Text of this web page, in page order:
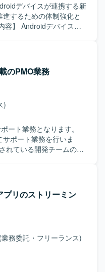
デバイスが連携する新
するための体制強化と
ュールの策定および進
調整、社内外ステーク
ダーのマネジメントを
る各種テストの管理、
納期を担保するための
】 主
自走できる方を求めて
との調整能力に長け、
推進できる方、変化に
リードしていただける
れるポジションです。
を巻き込みながらプロ
ができ、IoTやロボティ
す。 【開発環
型ロボットを対象とした
境となります。
のPMO業務
)
ート業務となります。
ポート業務を行いま
れている開発チームの課
プリのストリーミン
(業務委託・フリーランス)